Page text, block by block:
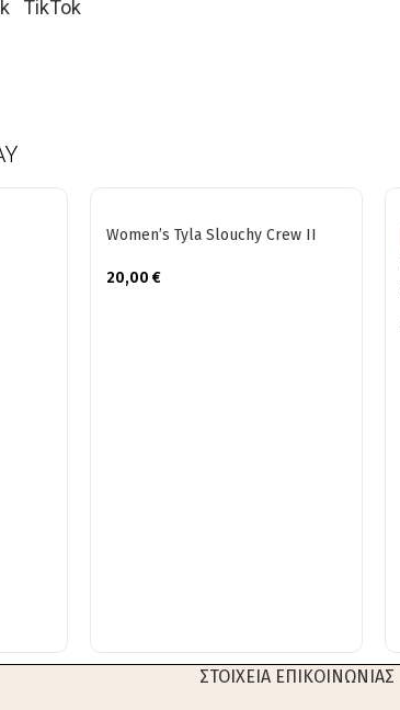
TikTok
Women’s Tyla Slouchy Crew II
20,00€
ΣΤΟΙΧΕΙΑ ΕΠΙΚΟΙΝΩΝΙΑΣ